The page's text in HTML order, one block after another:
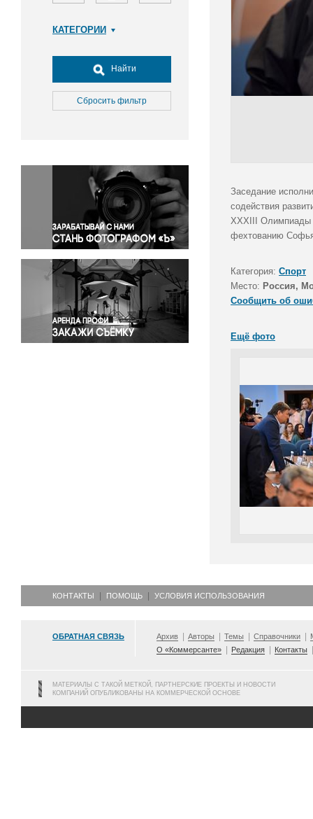
КАТЕГОРИИ
Досуг, туризм и отдых
Культура
Медицина
Окружающая среда
Политика
Правосудие
Происшествия и конфликты
Религия
Светская жизнь
Спорт
Экология
Экономика и бизнес
Найти
Сбросить фильтр
Заседание
содействия
XXXIII Олимпиады
фехтованию
Категория: Спорт
Место: Россия,
Сообщить об
Ещё фото
КОНТАКТЫ ПОМОЩЬ УСЛОВИЯ ИСПОЛЬЗОВАНИЯ
ОБРАТНАЯ СВЯЗЬ Архив Авторы Темы Справочники
О «Коммерсанте»
Редакция Контакты
МАТЕРИАЛЫ С ТАКОЙ МЕТКОЙ, ПАРТНЕРСКИЕ ПРОЕКТЫ И НОВОСТИ
КОМПАНИЙ ОПУБЛИКОВАНЫ НА КОММЕРЧЕСКОЙ ОСНОВЕ